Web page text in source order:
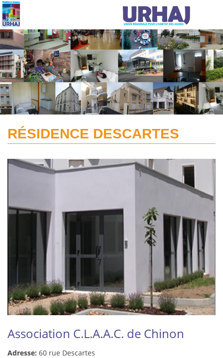
Aller au contenu principal
RÉSIDENCE DESCARTES
Association C.L.A.A.C. de Chinon
Adresse: 60 rue Descartes